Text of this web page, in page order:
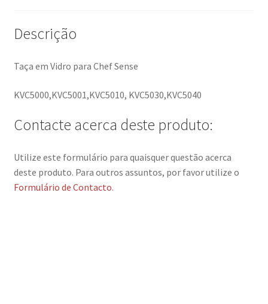
Descrição
Taça em Vidro para Chef Sense
KVC5000,KVC5001,KVC5010, KVC5030,KVC5040
Contacte acerca deste produto:
Utilize este formulário para quaisquer questão acerca
deste produto. Para outros assuntos, por favor utilize o
Formulário de Contacto.